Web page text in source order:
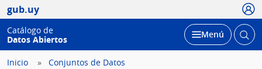
gub.uy
Catálogo de
Datos Abiertos
Desplegar
Menú Abrir
Inicio Conjuntos de Datos